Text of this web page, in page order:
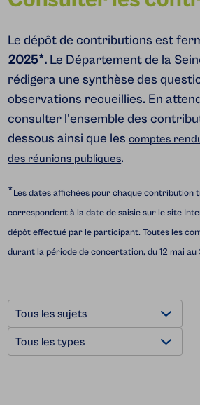
Le dépôt de contributions est
2025*. Le Département de la
rédigera une synthèse des
observations recueillies. En
consulter l'ensemble des
dessous ainsi que lescomptes
des réunions publiques.
*Les dates affichées pour chaque contribution
correspondent à la date de saisie sur le site
dépôt effectué par le participant. Toutes les
durant la période de concertation, du 12 mai